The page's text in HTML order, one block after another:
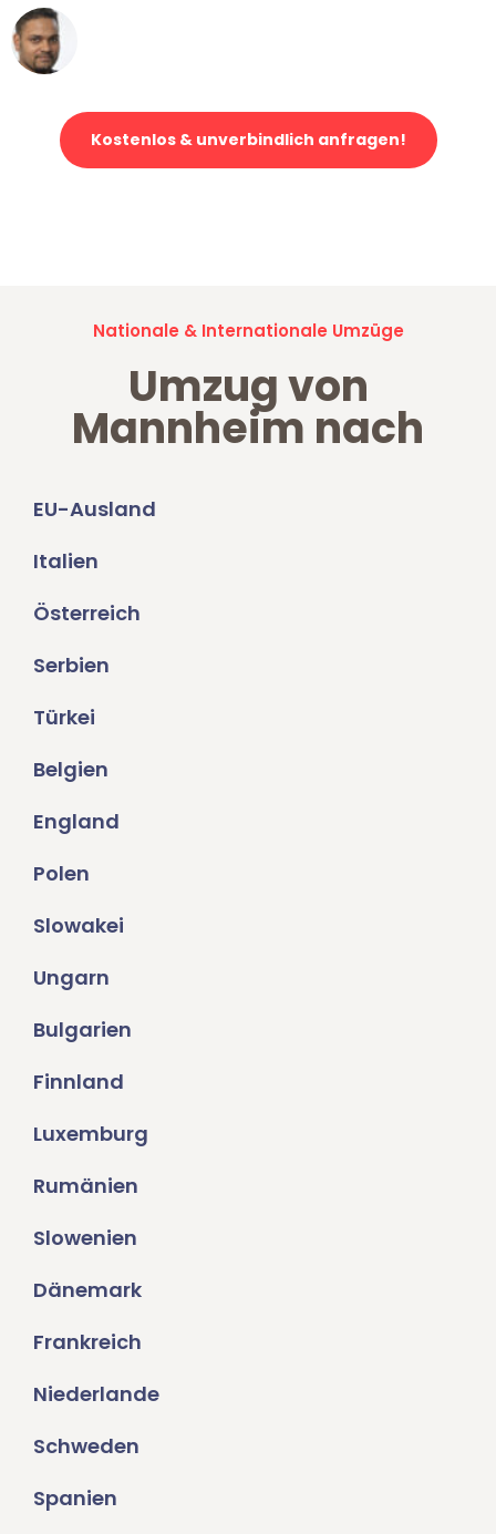
Kostenlos & unverbindlich anfragen!
Nationale & Internationale Umzüge
Umzug von
Mannheim nach
EU-Ausland
Italien
Österreich
Serbien
Türkei
Belgien
England
Polen
Slowakei
Ungarn
Bulgarien
Finnland
Luxemburg
Rumänien
Slowenien
Dänemark
Frankreich
Niederlande
Schweden
Spanien